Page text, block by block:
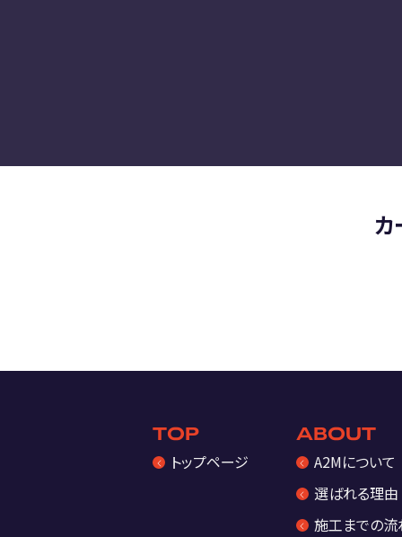
カ
TOP
トップページ
ABOUT
A2Mについて
選ばれる理由
施工までの流